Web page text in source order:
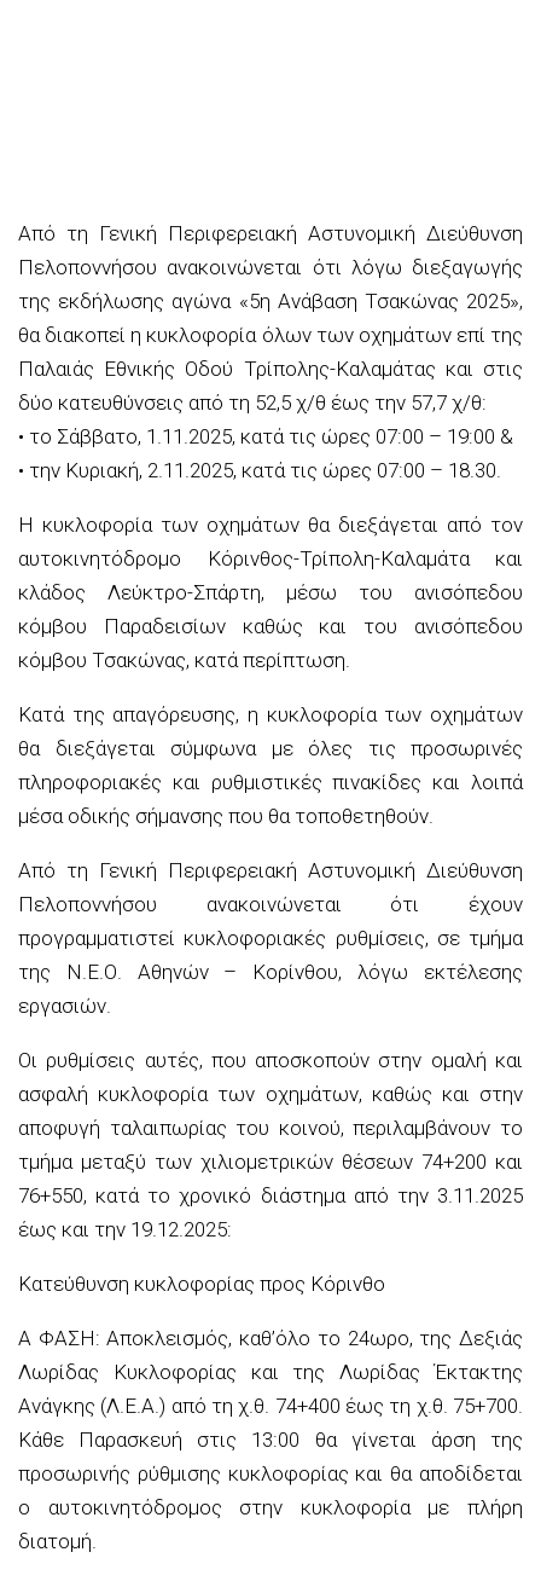
Από τη Γενική Περιφερειακή Αστυνομική Διεύθυνση
Πελοποννήσου ανακοινώνεται ότι λόγω διεξαγωγής
της εκδήλωσης αγώνα «5η Ανάβαση Τσακώνας 2025»,
θα διακοπεί η κυκλοφορία όλων των οχημάτων επί της
Παλαιάς Εθνικής Οδού Τρίπολης-Καλαμάτας και στις
δύο κατευθύνσεις από τη 52,5 χ/θ έως την 57,7 χ/θ:
• το Σάββατο, 1.11.2025, κατά τις ώρες 07:00 – 19:00 &
• την Κυριακή, 2.11.2025, κατά τις ώρες 07:00 – 18.30.
Η κυκλοφορία των οχημάτων θα διεξάγεται από τον
αυτοκινητόδρομο Κόρινθος-Τρίπολη-Καλαμάτα και
κλάδος Λεύκτρο-Σπάρτη, μέσω του ανισόπεδου
κόμβου Παραδεισίων καθώς και του ανισόπεδου
κόμβου Τσακώνας, κατά περίπτωση.
Κατά της απαγόρευσης, η κυκλοφορία των οχημάτων
θα διεξάγεται σύμφωνα με όλες τις προσωρινές
πληροφοριακές και ρυθμιστικές πινακίδες και λοιπά
μέσα οδικής σήμανσης που θα τοποθετηθούν.
Από τη Γενική Περιφερειακή Αστυνομική Διεύθυνση
Πελοποννήσου ανακοινώνεται ότι έχουν
προγραμματιστεί κυκλοφοριακές ρυθμίσεις, σε τμήμα
της Ν.Ε.Ο. Αθηνών – Κορίνθου, λόγω εκτέλεσης
εργασιών.
Οι ρυθμίσεις αυτές, που αποσκοπούν στην ομαλή και
ασφαλή κυκλοφορία των οχημάτων, καθώς και στην
αποφυγή ταλαιπωρίας του κοινού, περιλαμβάνουν το
τμήμα μεταξύ των χιλιομετρικών θέσεων 74+200 και
76+550, κατά το χρονικό διάστημα από την 3.11.2025
έως και την 19.12.2025:
Κατεύθυνση κυκλοφορίας προς Κόρινθο
Α ΦΑΣΗ: Αποκλεισμός, καθ’όλο το 24ωρο, της Δεξιάς
Λωρίδας Κυκλοφορίας και της Λωρίδας Έκτακτης
Ανάγκης (Λ.Ε.Α.) από τη χ.θ. 74+400 έως τη χ.θ. 75+700.
Κάθε Παρασκευή στις 13:00 θα γίνεται άρση της
προσωρινής ρύθμισης κυκλοφορίας και θα αποδίδεται
ο αυτοκινητόδρομος στην κυκλοφορία με πλήρη
διατομή.